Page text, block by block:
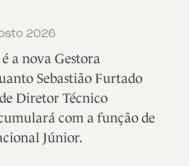
2026
a nova Gestora
Sebastião Furtado
Diretor Técnico
com a função de
Júnior.